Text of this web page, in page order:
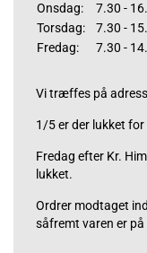
Onsdag:
7.30 -
Torsdag:
7.30 -
Fredag:
7.30 -
Vi træffes på
1/5 er der lukket for
Fredag efter Kr.
lukket.
Ordrer modtaget
såfremt varen er på